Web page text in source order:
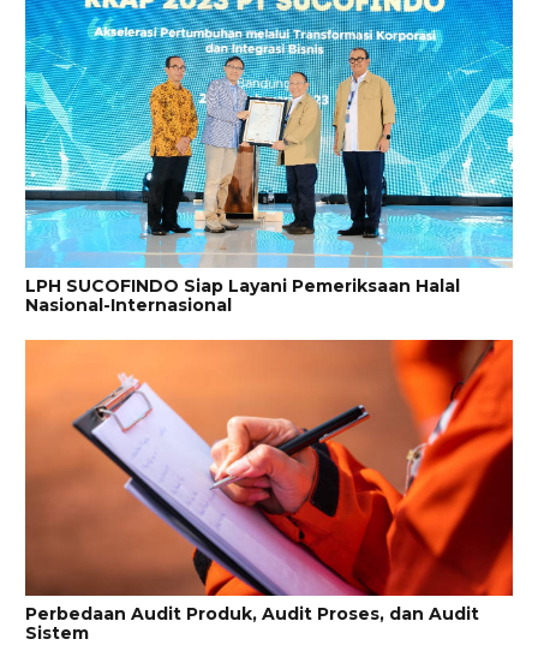
LPH SUCOFINDO Siap Layani Pemeriksaan Halal
Nasional-Internasional
Perbedaan Audit Produk, Audit Proses, dan Audit
Sistem